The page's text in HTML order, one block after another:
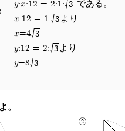
y:x:12 = 2:1: 3
である。
x:12 = 1: 3 より
x=4 3
y:12 = 2: 3 より
y=8 3
。